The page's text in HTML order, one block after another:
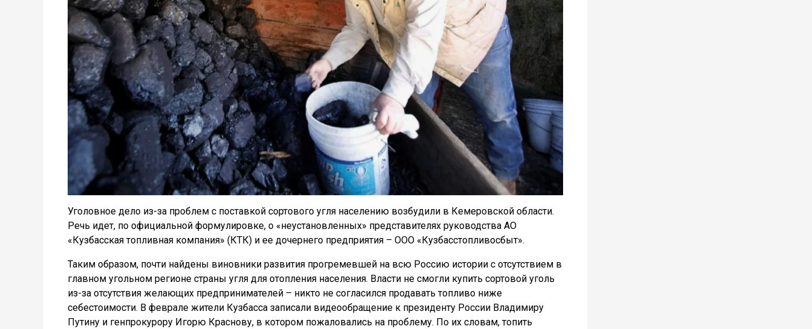
Уголовное дело из-за проблем с поставкой сортового угля населению возбудили в Кемеровской области.
Речь идет, по официальной формулировке, о «неустановленных» представителях руководства АО
«Кузбасская топливная компания» (КТК) и ее дочернего предприятия – ООО «Кузбасстопливосбыт».
Таким образом, почти найдены виновники развития прогремевшей на всю Россию истории с отсутствием в
главном угольном регионе страны угля для отопления населения. Власти не смогли купить сортовой уголь
из-за отсутствия желающих предпринимателей – никто не согласился продавать топливо ниже
себестоимости. В феврале жители Кузбасса записали видеообращение к президенту России Владимиру
Путину и генпрокурору Игорю Краснову, в котором пожаловались на проблему. По их словам, топить